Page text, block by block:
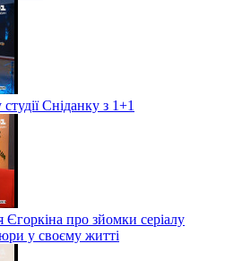
Сніданку з 1+1
про зйомки серіалу
у своєму житті